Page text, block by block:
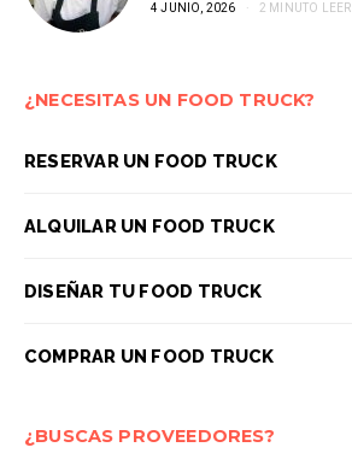
4 JUNIO, 2026 2 MINUTO LEER
¿NECESITAS UN FOOD TRUCK?
RESERVAR UN FOOD TRUCK
ALQUILAR UN FOOD TRUCK
DISEÑAR TU FOOD TRUCK
COMPRAR UN FOOD TRUCK
¿BUSCAS PROVEEDORES?